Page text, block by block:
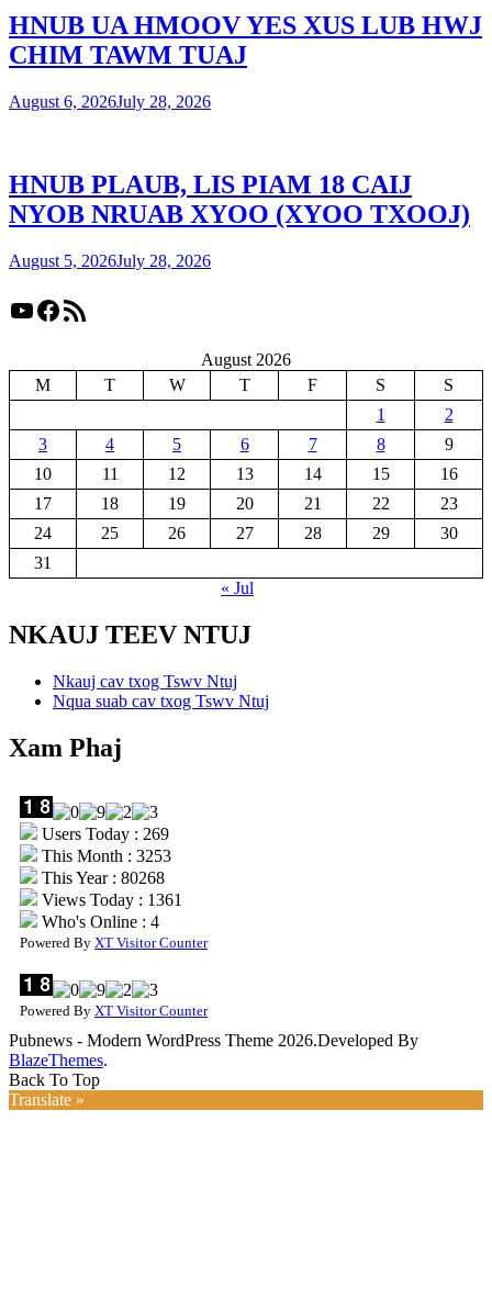
HNUB UA HMOOV YES XUS LUB HWJ
CHIM TAWM TUAJ
August 6, 2026July 28, 2026
HNUB PLAUB, LIS PIAM 18 CAIJ
NYOB NRUAB XYOO (XYOO TXOOJ)
August 5, 2026July 28, 2026
YouTube
Facebook
RSS Feed
August 2026
M
T W T F S
S
1
2
3
4 5 6 7 8
9
10
11 12 13 14 15
16
17
18 19 20 21 22
23
24
25 26 27 28 29
30
31
« Jul
NKAUJ TEEV NTUJ
Nkauj cav txog Tswv Ntuj
Nqua suab cav txog Tswv Ntuj
Xam Phaj
Users Today : 269
This Month : 3253
This Year : 80268
Views Today : 1361
Who's Online : 4
Powered By XT Visitor Counter
Powered By XT Visitor Counter
Pubnews - Modern WordPress Theme 2026.Developed By
BlazeThemes.
Back To Top
Translate »